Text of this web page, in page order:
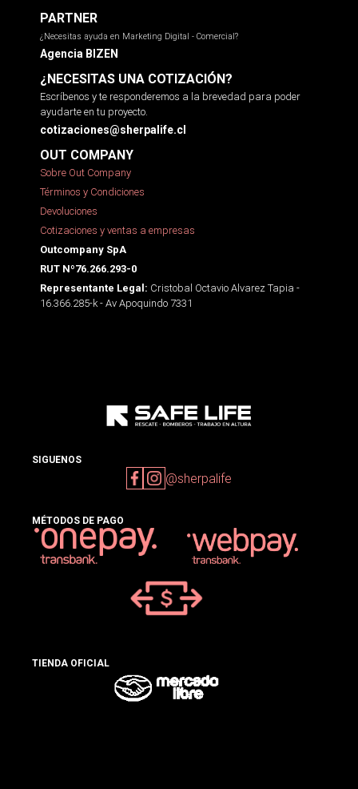
PARTNER
¿Necesitas ayuda en Marketing Digital - Comercial?
Agencia BIZEN
¿NECESITAS UNA COTIZACIÓN?
Escríbenos y te responderemos a la brevedad para poder
ayudarte en tu proyecto.
cotizaciones@sherpalife.cl
OUT COMPANY
Sobre Out Company
Términos y Condiciones
Devoluciones
Cotizaciones y ventas a empresas
Outcompany SpA
RUT Nº76.266.293-0
Representante Legal: Cristobal Octavio Alvarez Tapia -
16.366.285-k - Av Apoquindo 7331
SIGUENOS
@sherpalife
MÉTODOS DE PAGO
TIENDA OFICIAL